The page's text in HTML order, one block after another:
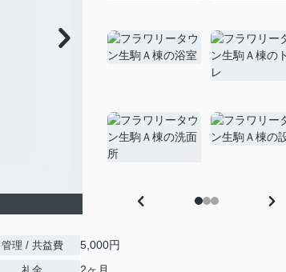
管理 / 共益費 5,000円
2ヶ月